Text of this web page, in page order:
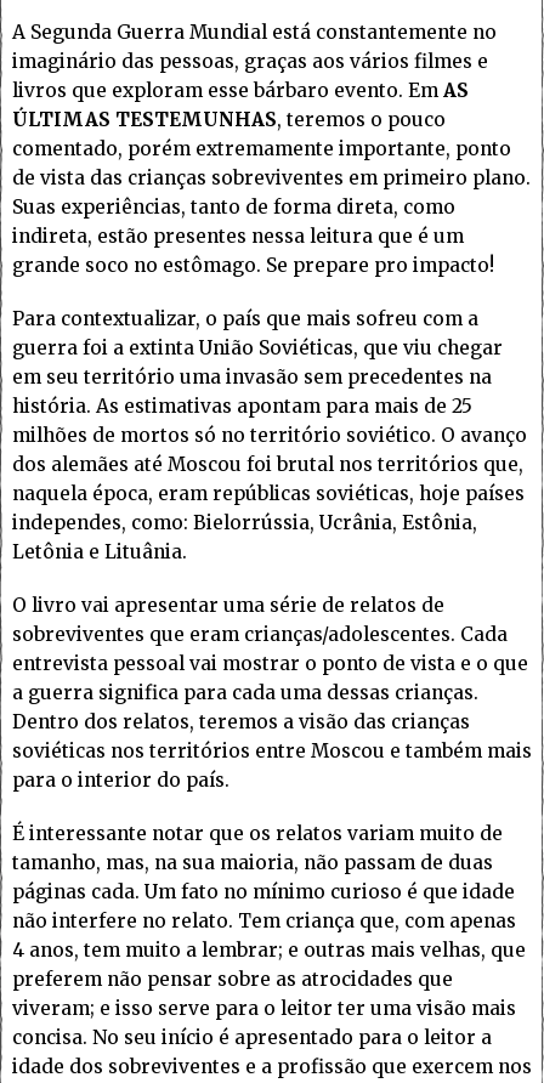
A Segunda Guerra Mundial está constantemente no
imaginário das pessoas, graças aos vários filmes e
livros que exploram esse bárbaro evento. Em AS
ÚLTIMAS TESTEMUNHAS, teremos o pouco
comentado, porém extremamente importante, ponto
de vista das crianças sobreviventes em primeiro plano.
Suas experiências, tanto de forma direta, como
indireta, estão presentes nessa leitura que é um
grande soco no estômago. Se prepare pro impacto!
Para contextualizar, o país que mais sofreu com a
guerra foi a extinta União Soviéticas, que viu chegar
em seu território uma invasão sem precedentes na
história. As estimativas apontam para mais de 25
milhões de mortos só no território soviético. O avanço
dos alemães até Moscou foi brutal nos territórios que,
naquela época, eram repúblicas soviéticas, hoje países
independes, como: Bielorrússia, Ucrânia, Estônia,
Letônia e Lituânia.
O livro vai apresentar uma série de relatos de
sobreviventes que eram crianças/adolescentes. Cada
entrevista pessoal vai mostrar o ponto de vista e o que
a guerra significa para cada uma dessas crianças.
Dentro dos relatos, teremos a visão das crianças
soviéticas nos territórios entre Moscou e também mais
para o interior do país.
É interessante notar que os relatos variam muito de
tamanho, mas, na sua maioria, não passam de duas
páginas cada. Um fato no mínimo curioso é que idade
não interfere no relato. Tem criança que, com apenas
4 anos, tem muito a lembrar; e outras mais velhas, que
preferem não pensar sobre as atrocidades que
viveram; e isso serve para o leitor ter uma visão mais
concisa. No seu início é apresentado para o leitor a
idade dos sobreviventes e a profissão que exercem nos